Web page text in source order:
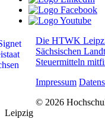
Die HTWK
Sächsischen
Steuermitteln
Impressum
© 2026
Leipzig